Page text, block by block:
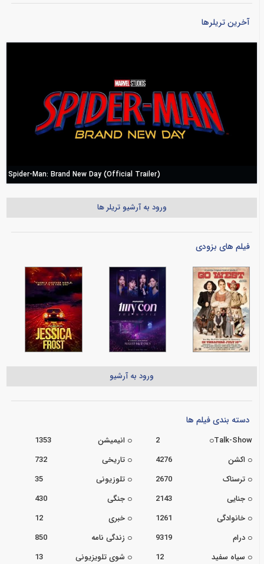
آخرین تریلرها
Spider-Man: Brand New Day (Official Trailer)
ورود به آرشیو تریلر ها
فیلم های بزودی
ورود به آرشیو
دسته بندی فیلم ها
Talk-Show
2 انیمیشن
1353
اکشن
4276 تاریخی
732
ترسناک
2670 تلوزیونی
35
جنایی
2143 جنگی
430
خانوادگی
1261 خبری
12
درام
9319 زندگی نامه
850
سیاه سفید
12 شوی تلویزیونی
13